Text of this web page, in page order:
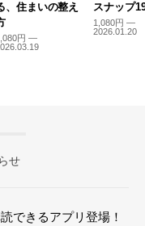
、住まいの整え
円 —
スナップ
1,080円 —
2026.01.20
せ
できるアプリ登場！